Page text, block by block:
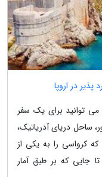
در اروپا
می توانید برای یک سفر
ساحل دریای آدریاتیک،
کرواسی را به یکی از
جایی که بر طبق آمار